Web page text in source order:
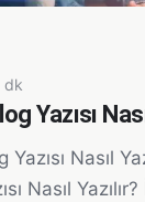
dk
Yazısı
Nasıl
Nasıl